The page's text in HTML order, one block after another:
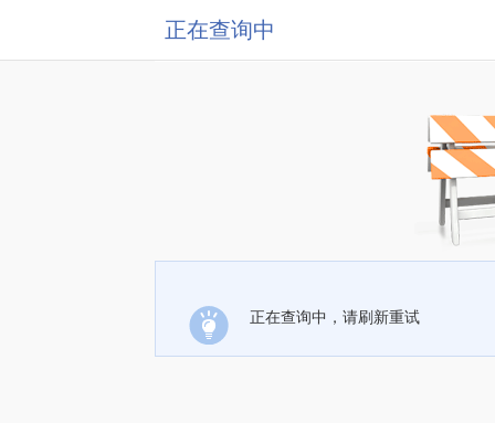
正在查询中
正在查询中，请刷新重试